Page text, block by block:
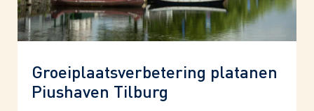
Groeiplaatsverbetering platanen
Piushaven Tilburg